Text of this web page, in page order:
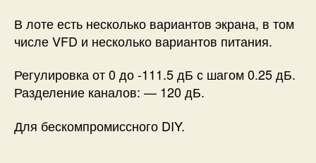
В лоте есть несколько вариантов экрана, в том
числе VFD и несколько вариантов питания.
Регулировка от 0 до -111.5 дБ с шагом 0.25 дБ.
Разделение каналов: — 120 дБ.
Для бескомпромиссного DIY.